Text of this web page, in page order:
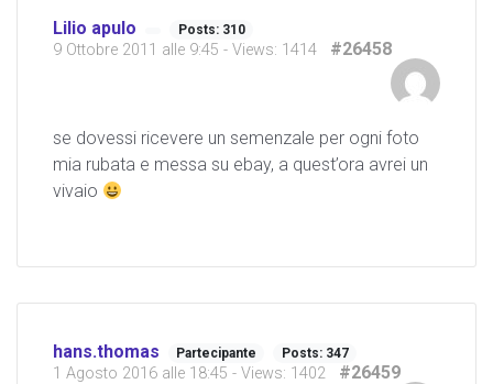
Lilio apulo Posts: 310
9 Ottobre 2011 alle 9:45 - Views: 1414 #26458
se dovessi ricevere un semenzale per ogni foto
mia rubata e messa su ebay, a quest’ora avrei un
vivaio
hans.thomas Partecipante Posts: 347
1 Agosto 2016 alle 18:45 - Views: 1402 #26459